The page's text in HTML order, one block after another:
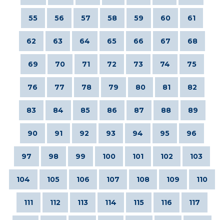
55 56 57 58 59 60 61
62 63 64 65 66 67 68
69 70 71 72 73 74 75
76 77 78 79 80 81 82
83 84 85 86 87 88 89
90 91 92 93 94 95 96
97 98 99 100 101 102 103
104 105 106 107 108 109 110
111 112 113 114 115 116 117